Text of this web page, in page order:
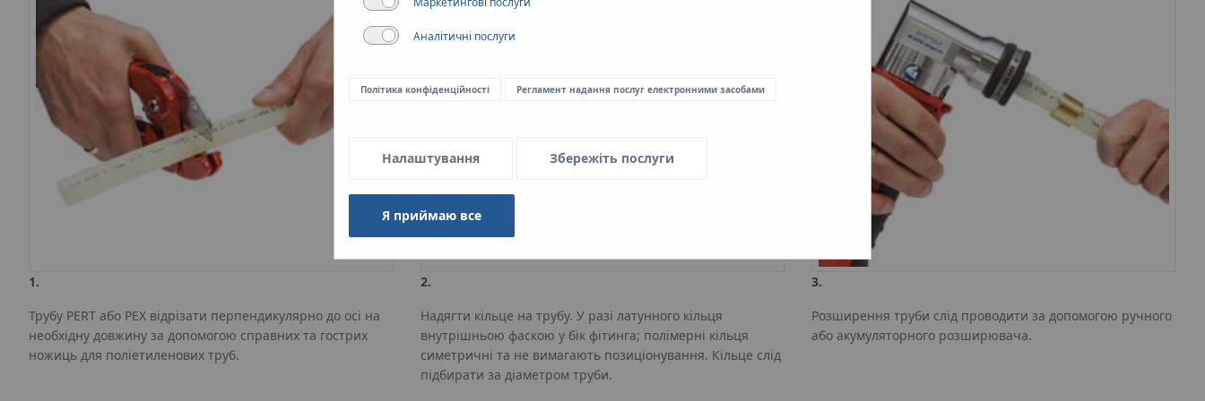
1.
Трубу PERT або PEX відрізати перпендикулярно до осі на
необхідну довжину за допомогою справних та гострих
ножиць для поліетиленових труб.
2.
Надягти кільце на трубу. У разі латунного кільця
внутрішньою фаскою у бік фітинга; полімерні кільця
симетричні та не вимагають позиціонування. Кільце слід
підбирати за діаметром труби.
3.
Розширення труби слід проводити за допомогою ручного
або акумуляторного розширювача.
Аналітичні послуги
Політика конфіденційності Регламент надання послуг електронними засобами
Налаштування Збережіть послуги
Я приймаю все